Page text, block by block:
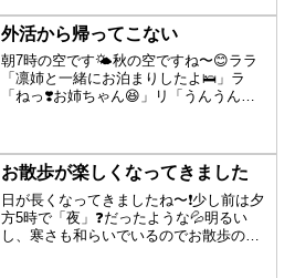
れます）ですので、手術も予約でいっぱ
いのため、最短でも6...
外活から帰ってこない
朝7時の空です🌤秋の空ですね〜😊ララ
「凛姉と一緒にお泊まりしたよ🛌」ラ
「ねっ❣️お姉ちゃん😆」リ「うんうん
「応援隊長おちび様、了解です🫡」ラ
「早く❗️はーやーく...
お散歩が楽しくなってきました
日が長くなってきましたね〜❗️少し前は夕
方5時で「夜」❓だったような💦明るい
し、寒さも和らいでいるのでお散歩のテ